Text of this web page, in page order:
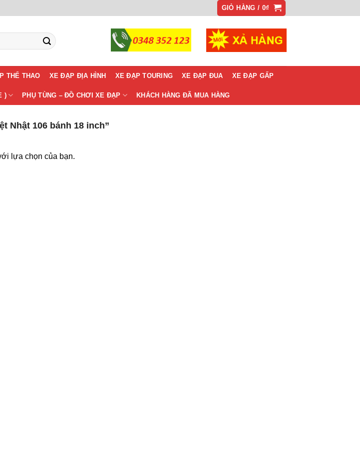
GIỎ HÀNG / 0₫
THỂ THAO XE ĐẠP ĐỊA HÌNH XE ĐẠP TOURING XE ĐẠP ĐUA XE ĐẠP GẤP
) PHỤ TÙNG – ĐỒ CHƠI XE ĐẠP KHÁCH HÀNG ĐÃ MUA HÀNG
Nhật 106 bánh 18 inch”
lựa chọn của bạn.